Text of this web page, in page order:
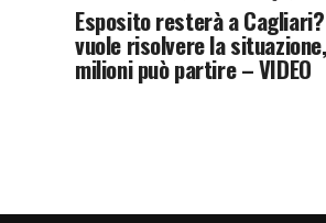
Esposito resterà a
vuole risolvere la
milioni può partire – VIDEO